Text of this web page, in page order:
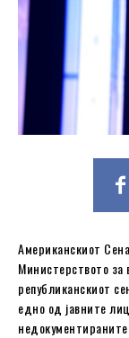
Американскиот
Министерството
републиканскиот
едно од јавните